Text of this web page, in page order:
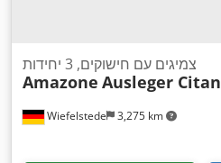
Wiefelstede 3,275 km
צמיגים עם חישוקים, 3 יחידות
Amazone Ausleger Citan